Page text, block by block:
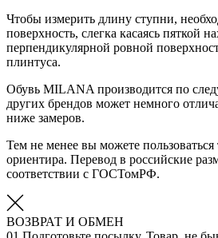
Чтобы измерить длину ступни,
поверхность, слегка касаясь пяткой
перпендикулярной ровной
плинтуса.
Обувь MILANA производится по
других брендов может немного
ниже замеров.
Тем не менее вы можете пользоваться
ориентира. Перевод в российские
соответствии с ГОСТомРФ.
ВОЗВРАТ И ОБМЕН